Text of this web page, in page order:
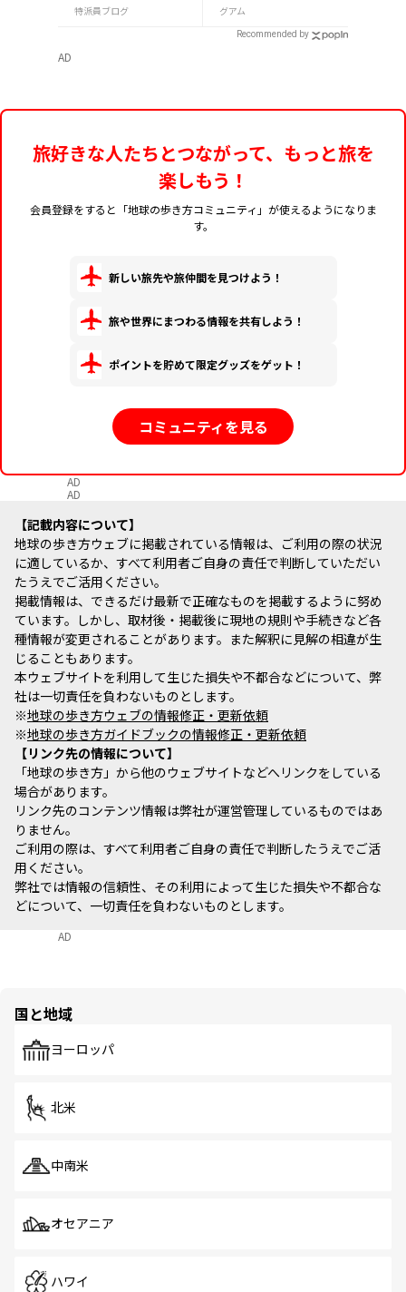
スポット「FLEUR
特派員ブログ グアム
Recommended by
AD
旅好きな人たちとつながって、もっと旅を
楽しもう！
会員登録をすると「地球の歩き方コミュニティ」が使えるようになりま
す。
新しい旅先や旅仲間を見つけよう！
旅や世界にまつわる情報を共有しよう！
ポイントを貯めて限定グッズをゲット！
コミュニティを見る
AD
AD
記載内容について
地球の歩き方ウェブに掲載されている情報は、ご利用の際の状況
に適しているか、すべて利用者ご自身の責任で判断していただい
たうえでご活用ください。
掲載情報は、できるだけ最新で正確なものを掲載するように努め
ています。しかし、取材後・掲載後に現地の規則や手続きなど各
種情報が変更されることがあります。また解釈に見解の相違が生
じることもあります。
本ウェブサイトを利用して生じた損失や不都合などについて、弊
社は一切責任を負わないものとします。
※地球の歩き方ウェブの情報修正・更新依頼
※地球の歩き方ガイドブックの情報修正・更新依頼
リンク先の情報について
「地球の歩き方」から他のウェブサイトなどへリンクをしている
場合があります。
リンク先のコンテンツ情報は弊社が運営管理しているものではあ
りません。
ご利用の際は、すべて利用者ご自身の責任で判断したうえでご活
用ください。
弊社では情報の信頼性、その利用によって生じた損失や不都合な
どについて、一切責任を負わないものとします。
AD
国と地域
ヨーロッパ
北米
中南米
オセアニア
ハワイ